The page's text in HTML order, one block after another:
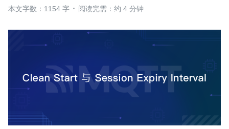
本文字数：1154 字
阅读完需：约 4 分钟